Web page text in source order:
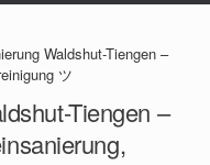
Waldshut-Tiengen –
ツ
Tiengen –